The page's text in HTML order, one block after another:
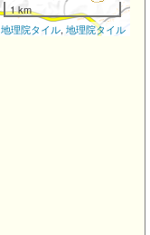
1 km
地理院タイル, 地理院タイル